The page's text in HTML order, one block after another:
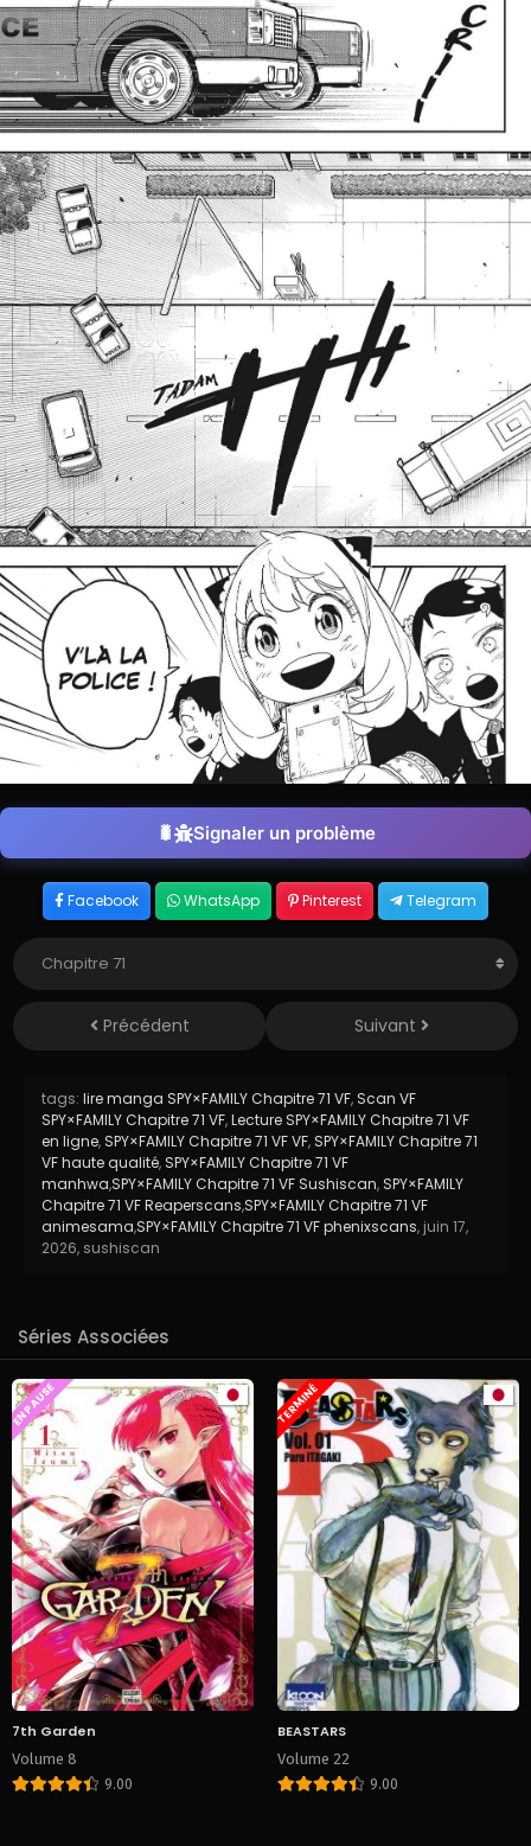
Signaler un problème
Facebook WhatsApp Pinterest Telegram
Précédent Suivant
tags: lire manga SPY×FAMILY Chapitre 71 VF, Scan VF
SPY×FAMILY Chapitre 71 VF,Lecture SPY×FAMILY Chapitre 71 VF
en ligne, SPY×FAMILY Chapitre 71 VF VF, SPY×FAMILY Chapitre 71
VF haute qualité, SPY×FAMILY Chapitre 71 VF
manhwa,SPY×FAMILY Chapitre 71 VF Sushiscan, SPY×FAMILY
Chapitre 71 VF Reaperscans,SPY×FAMILY Chapitre 71 VF
animesama,SPY×FAMILY Chapitre 71 VF phenixscans, juin 17,
2026, sushiscan
Séries Associées
EN PAUSE
7th Garden
Volume 8
9.00
TERMINÉ
BEASTARS
Volume 22
9.00